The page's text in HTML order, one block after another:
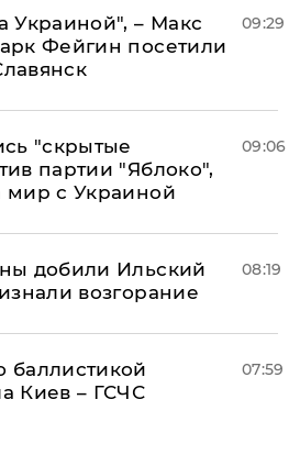
Украиной", – Макс
Фейгин посетили
09:29
"скрытые
партии "Яблоко",
мир с Украиной
09:06
добили Ильский
возгорание
08:19
Киев – ГСЧС
07:59